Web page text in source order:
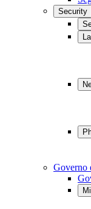
Security
Governo